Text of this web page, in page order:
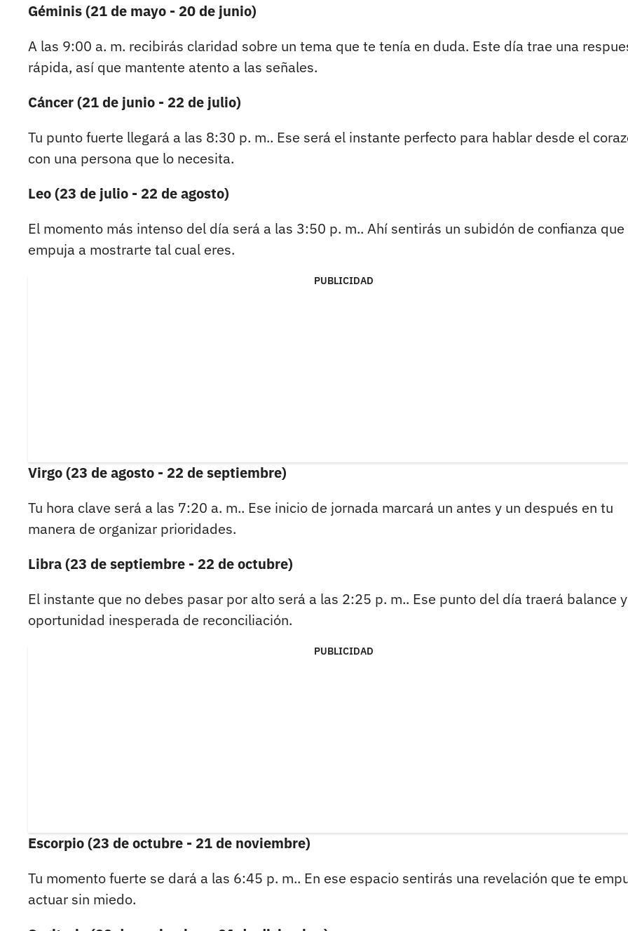
Géminis (21 de mayo - 20 de junio)
A las 9:00 a. m. recibirás claridad sobre un tema que te tenía en duda. Este día trae una
rápida, así que mantente atento a las señales.
Cáncer (21 de junio - 22 de julio)
Tu punto fuerte llegará a las 8:30 p. m.. Ese será el instante perfecto para hablar desde el
con una persona que lo necesita.
Leo (23 de julio - 22 de agosto)
El momento más intenso del día será a las 3:50 p. m.. Ahí sentirás un subidón de confianza
empuja a mostrarte tal cual eres.
PUBLICIDAD
Virgo (23 de agosto - 22 de septiembre)
Tu hora clave será a las 7:20 a. m.. Ese inicio de jornada marcará un antes y un después en tu
manera de organizar prioridades.
Libra (23 de septiembre - 22 de octubre)
El instante que no debes pasar por alto será a las 2:25 p. m.. Ese punto del día traerá balance
oportunidad inesperada de reconciliación.
PUBLICIDAD
Escorpio (23 de octubre - 21 de noviembre)
Tu momento fuerte se dará a las 6:45 p. m.. En ese espacio sentirás una revelación que te
actuar sin miedo.